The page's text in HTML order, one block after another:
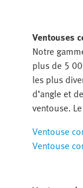
Ventouses
Notre
plus de 5
les plus
d’angle et
ventouse.
Ventouse
Ventouse